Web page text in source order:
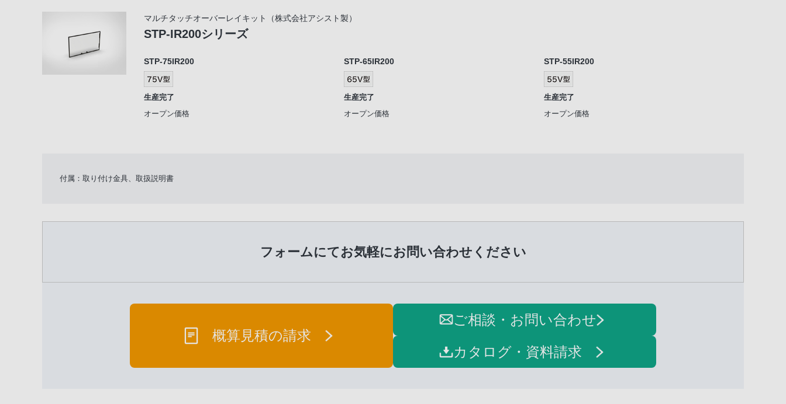
マルチタッチオーバーレイキット（株式会社アシスト製）
STP-IR200シリーズ
STP-75IR200
生産完了
オープン価格
STP-65IR200
生産完了
オープン価格
STP-55IR200
生産完了
オープン価格
付属：取り付け金具、取扱説明書
フォームにてお気軽にお問い合わせください
概算見積の請求
ご相談・お問い合わせ
カタログ・資料請求